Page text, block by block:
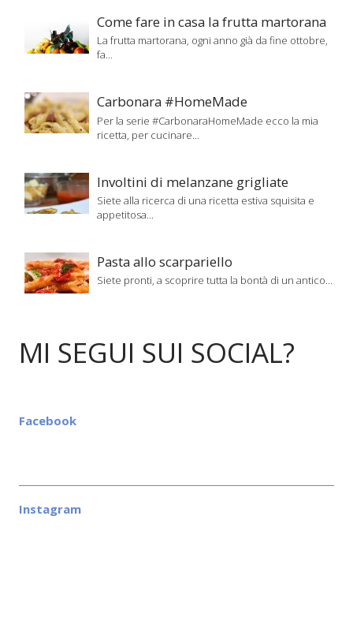
Come fare in casa la frutta martorana
La frutta martorana, ogni anno già da fine ottobre,
fa...
Carbonara #HomeMade
Per la serie #CarbonaraHomeMade ecco la mia
ricetta, per cucinare...
Involtini di melanzane grigliate
Siete alla ricerca di una ricetta estiva squisita e
appetitosa...
Pasta allo scarpariello
Siete pronti, a scoprire tutta la bontà di un antico...
MI SEGUI SUI SOCIAL?
Facebook
Instagram